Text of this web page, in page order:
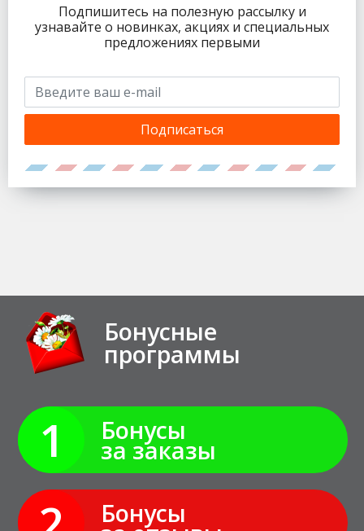
Подпишитесь на полезную рассылку и
узнавайте о новинках, акциях и специальных
предложениях первыми
Подписаться
Бонусные
программы
1 Бонусы
за заказы
Бонусы